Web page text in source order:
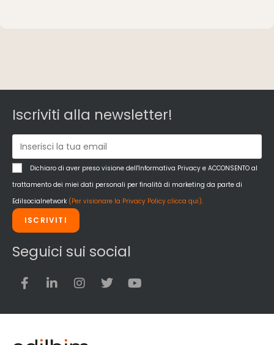
Iscriviti alla newsletter!
Dichiaro di aver preso visione dell'Informativa Privacy e ACCONSENTO al
trattamento dei miei dati personali per finalità di marketing da parte di
Edilsocialnetwork (Per visionare la Privacy Policy clicca qui).
ISCRIVITI
Seguici sui social